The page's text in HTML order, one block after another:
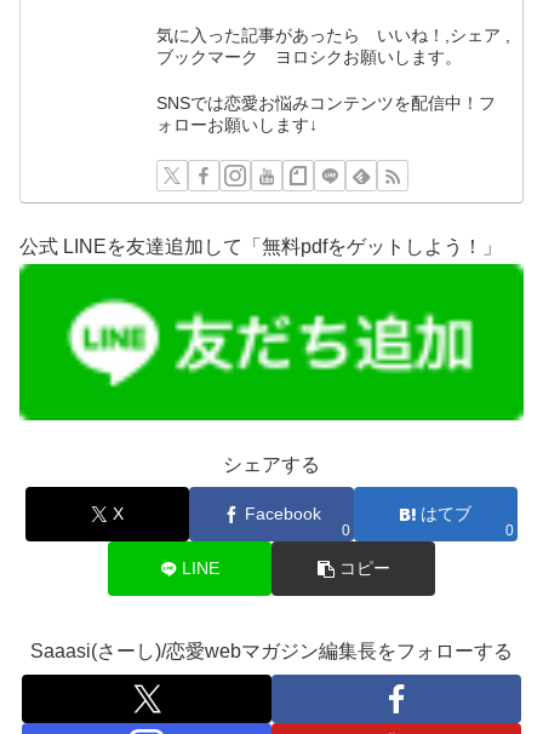
気に入った記事があったら いいね！,シェア ,
ブックマーク ヨロシクお願いします。
SNSでは恋愛お悩みコンテンツを配信中！フ
ォローお願いします↓
公式 LINEを友達追加して「無料pdfをゲットしよう！」
シェアする
X Facebook
0
はてブ
0
LINE コピー
Saaasi(さーし)/恋愛webマガジン編集長をフォローする